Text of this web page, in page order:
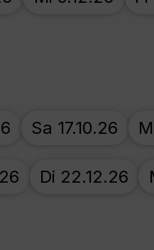
Sa 17.10.26
Di 22.12.26